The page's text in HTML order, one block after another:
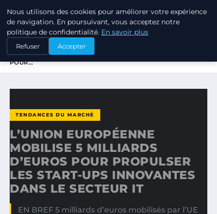
TUEZ-LES TOUS
ACCUEIL
TENDANCES DU MARCHÉ
L’UNION EUROPÉENNE MOBILISE 5 MILLIARDS D’EUROS
POUR…
TENDANCES DU MARCHÉ
L’UNION EUROPÉENNE
MOBILISE 5 MILLIARDS
D’EUROS POUR PROPULSER
LES START-UPS INNOVANTES
DANS LE SECTEUR IT
EN BREF 5 milliards d’euros mobilisés par l’UE
Nous utilisons des cookies pour améliorer votre expérience
de navigation. En poursuivant, vous acceptez notre
politique de confidentialité. En savoir plus
Refuser Accepter